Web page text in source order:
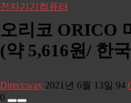
전자기기 컴퓨터
오리코 ORICO
(약 5,616원/ 한
Direct:way 2021년 6월 13일 94
0